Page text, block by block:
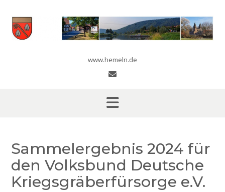
content
www.hemeln.de
Sammelergebnis 2024 für
den Volksbund Deutsche
Kriegsgräberfürsorge e.V.